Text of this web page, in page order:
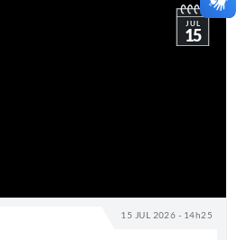
15 JUL 2026 - 14h25
JUL
15